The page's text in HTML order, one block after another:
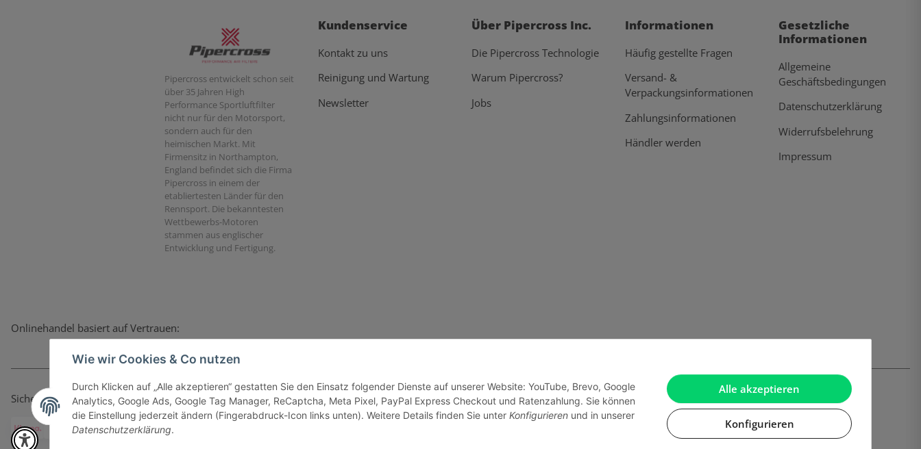
Alle akzeptieren
Konfigurieren
Wie wir Cookies & Co nutzen
Durch Klicken auf „Alle akzeptieren“ gestatten Sie den Einsatz folgender Dienste auf unserer Website: YouTube, Brevo, Google
Analytics, Google Ads, Google Tag Manager, ReCaptcha, Meta Pixel, PayPal Express Checkout und Ratenzahlung. Sie können
die Einstellung jederzeit ändern (Fingerabdruck-Icon links unten). Weitere Details finden Sie unter Konfigurieren und in unserer
Datenschutzerklärung.
Pipercross entwickelt schon seit
über 35 Jahren High
Performance Sportluftfilter
nicht nur für den Motorsport,
sondern auch für den
heimischen Markt. Mit
Firmensitz in Northampton,
England befindet sich die Firma
Pipercross in einem der
etabliertesten Länder für den
Rennsport. Die bekanntesten
Wettbewerbs-Motoren
stammen aus englischer
Entwicklung und Fertigung.
Kundenservice
Kontakt zu uns
Reinigung und Wartung
Newsletter
Über Pipercross Inc.
Die Pipercross Technologie
Warum Pipercross?
Jobs
Informationen
Häufig gestellte Fragen
Versand- &
Verpackungsinformationen
Zahlungsinformationen
Händler werden
Gesetzliche
Informationen
Allgemeine
Geschäftsbedingungen
Datenschutzerklärung
Widerrufsbelehrung
Impressum
Onlinehandel basiert auf Vertrauen:
Sicher bezahlen via: